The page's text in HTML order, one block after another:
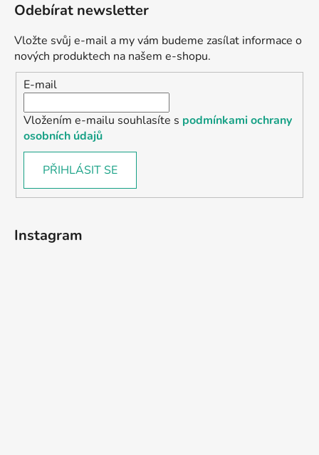
Odebírat newsletter
Vložte svůj e-mail a my vám budeme zasílat informace o
nových produktech na našem e-shopu.
E-mail
Vložením e-mailu souhlasíte s podmínkami ochrany
osobních údajů
PŘIHLÁSIT SE
Instagram